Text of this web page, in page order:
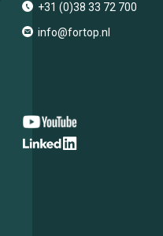
+31 (0)38 33 72 700
info@fortop.nl